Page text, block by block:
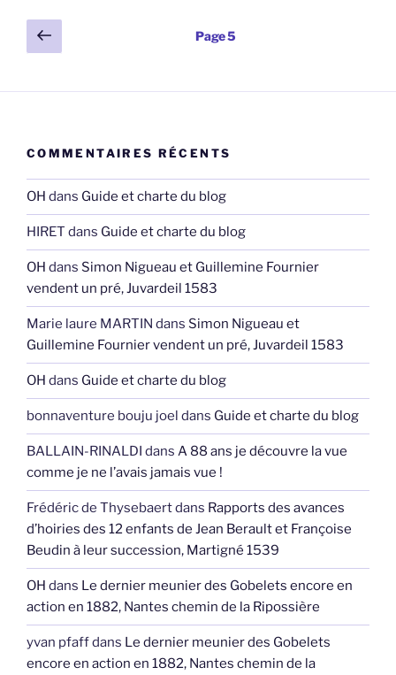
Pagination
des
Page
précédente
Page5
COMMENTAIRES RÉCENTS
OH dans Guide et charte du blog
HIRET dans Guide et charte du blog
OH dans Simon Nigueau et Guillemine Fournier
vendent un pré, Juvardeil 1583
Marie laure MARTIN dans Simon Nigueau et
Guillemine Fournier vendent un pré, Juvardeil 1583
OH dans Guide et charte du blog
bonnaventure bouju joel dans Guide et charte du blog
BALLAIN-RINALDI dans A 88 ans je découvre la vue
comme je ne l’avais jamais vue !
Frédéric de Thysebaertdans Rapports des avances
d’hoiries des 12 enfants de Jean Berault et Françoise
Beudin à leur succession, Martigné 1539
OH dans Le dernier meunier des Gobelets encore en
action en 1882, Nantes chemin de la Ripossière
yvan pfaffdans Le dernier meunier des Gobelets
encore en action en 1882, Nantes chemin de la